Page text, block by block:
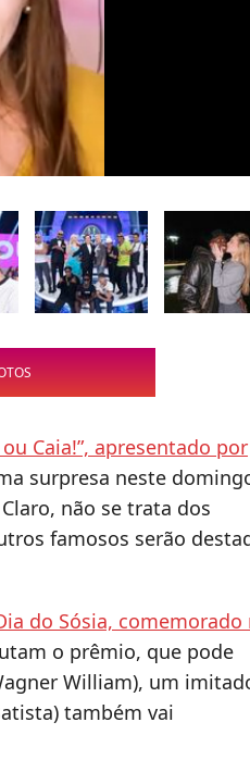
Caia!”, apresentado por
surpresa neste
não se trata dos
famosos serão
do Sósia, comemorado
o prêmio, que pode
William), um
também vai